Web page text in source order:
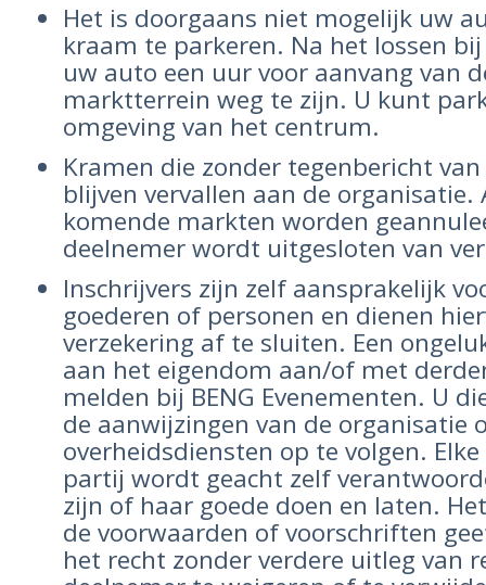
Het is doorgaans niet mogelijk uw
kraam te parkeren. Na het lossen
uw auto een uur voor aanvang van
marktterrein weg te zijn. U kunt
omgeving van het centrum.
Kramen die zonder tegenbericht
blijven vervallen aan de organisatie.
komende markten worden
deelnemer wordt uitgesloten van
Inschrijvers zijn zelf aansprakelijk
goederen of personen en dienen
verzekering af te sluiten. Een
aan het eigendom aan/of met
melden bij BENG Evenementen. U
de aanwijzingen van de organisatie
overheidsdiensten op te volgen.
partij wordt geacht zelf
zijn of haar goede doen en laten.
de voorwaarden of voorschriften
het recht zonder verdere uitleg van